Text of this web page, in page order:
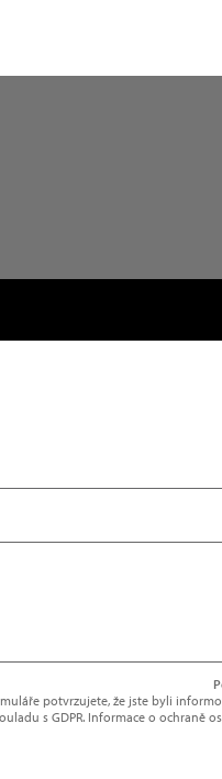
potvrzujete, že jste byli
s GDPR. Informace o ochraně